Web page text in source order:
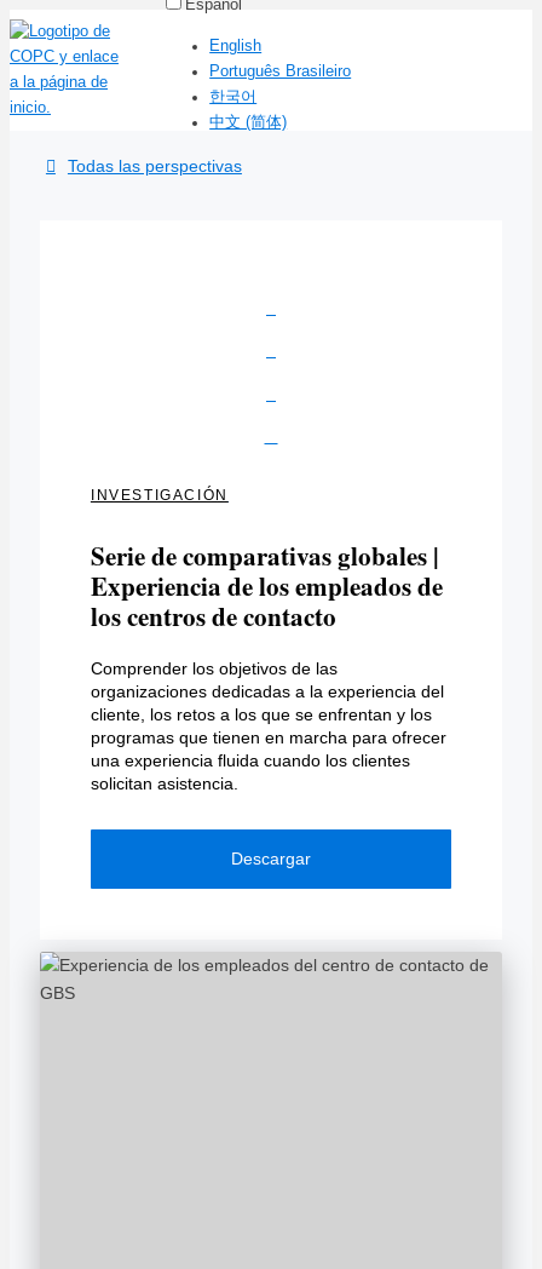
Español
English
Português Brasileiro
한국어
中文 (简体)
Todas las perspectivas
INVESTIGACIÓN
Serie de comparativas globales |
Experiencia de los empleados de
los centros de contacto
Comprender los objetivos de las
organizaciones dedicadas a la experiencia del
cliente, los retos a los que se enfrentan y los
programas que tienen en marcha para ofrecer
una experiencia fluida cuando los clientes
solicitan asistencia.
Descargar